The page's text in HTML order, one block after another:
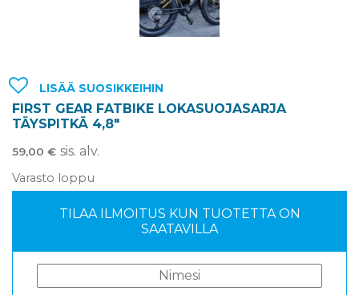
LISÄÄ SUOSIKKEIHIN
FIRST GEAR FATBIKE LOKASUOJASARJA
TÄYSPITKÄ 4,8″
59,00 € sis. alv.
Varasto loppu
TILAA ILMOITUS KUN TUOTETTA ON
SAATAVILLA